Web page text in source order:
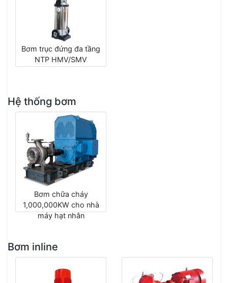
Bơm trục đứng đa tầng
NTP HMV/SMV
Hệ thống bơm
Bơm chữa cháy
1,000,000KW cho nhà
máy hạt nhân
Bơm inline